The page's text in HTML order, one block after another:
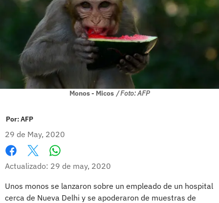
Monos - Micos / Foto: AFP
Por:AFP
29 de May, 2020
Facebook
X
Actualizado: 29 de may, 2020
Unos monos se lanzaron sobre un empleado de un hospital
cerca de Nueva Delhi y se apoderaron de muestras de